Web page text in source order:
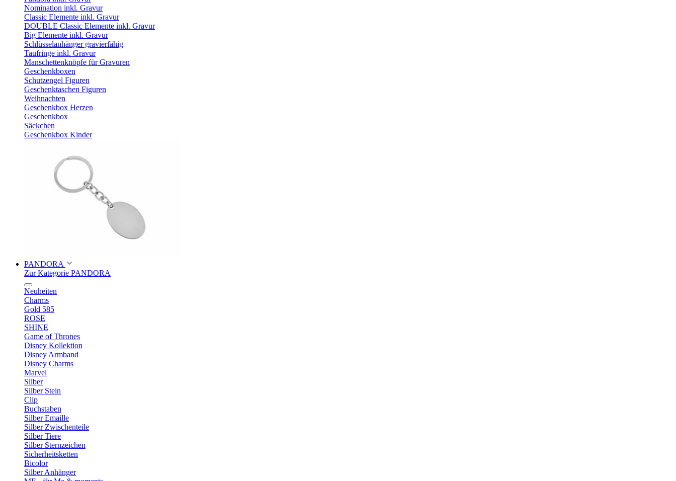
Nomination inkl. Gravur
Classic Elemente inkl. Gravur
DOUBLE Classic Elemente inkl. Gravur
Big Elemente inkl. Gravur
Schlüsselanhänger gravierfähig
Taufringe inkl. Gravur
Manschettenknöpfe für Gravuren
Geschenkboxen
Schutzengel Figuren
Geschenktaschen Figuren
Weihnachten
Geschenkbox Herzen
Geschenkbox
Säckchen
Geschenkbox Kinder
PANDORA
Zur Kategorie PANDORA
Neuheiten
Charms
Gold 585
ROSE
SHINE
Game of Thrones
Disney Kollektion
Disney Armband
Disney Charms
Marvel
Silber
Silber Stein
Clip
Buchstaben
Silber Emaille
Silber Zwischenteile
Silber Tiere
Silber Sternzeichen
Sicherheitsketten
Bicolor
Silber Anhänger